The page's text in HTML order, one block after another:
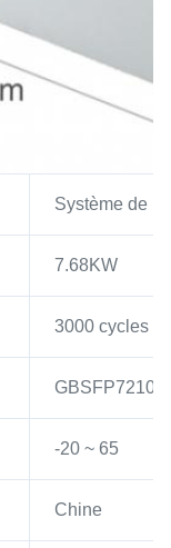
Système de
7.68KW
3000 cycles
-20 ~ 65
Chine